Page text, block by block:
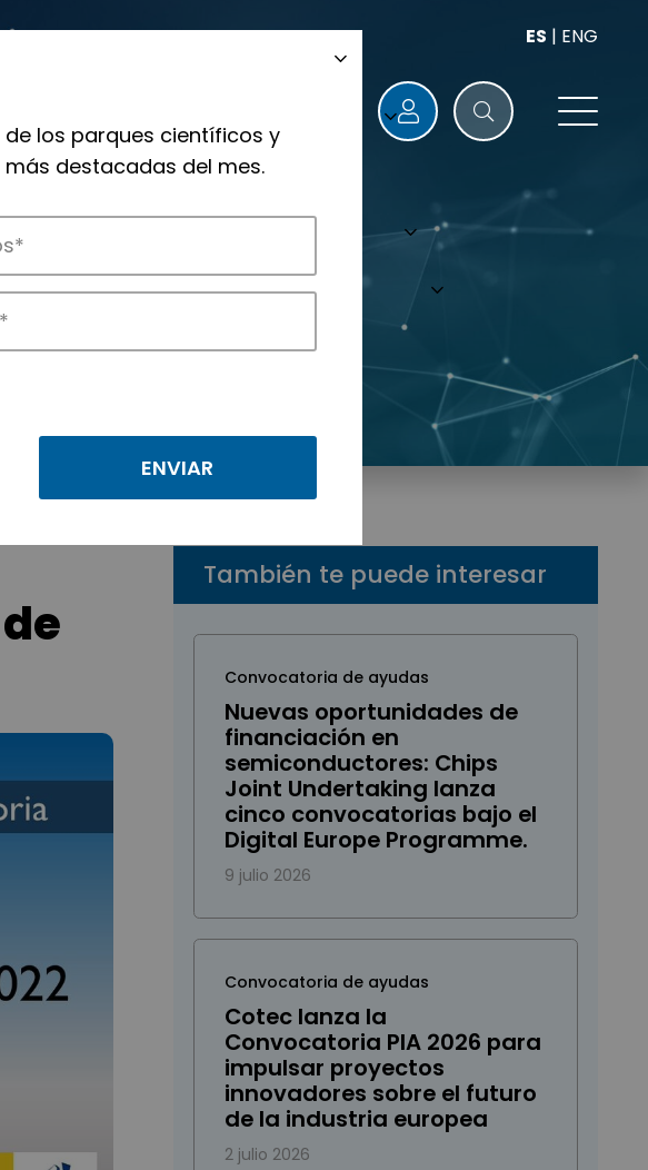
ES | ENG
y tecnológicos.
También te puede interesar
Convocatoria de ayudas
Nuevas oportunidades de
financiación en
semiconductores: Chips
Joint Undertaking lanza
cinco convocatorias bajo el
Digital Europe Programme.
9 julio 2026
Convocatoria de ayudas
Cotec lanza la
Convocatoria PIA 2026 para
impulsar proyectos
innovadores sobre el futuro
de la industria europea
2 julio 2026
de los parques científicos y
destacadas del mes.